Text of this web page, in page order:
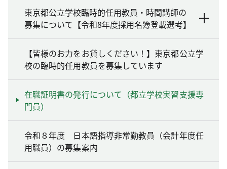
東京都公立学校臨時的任用教員・時間講師の
募集について【令和8年度採用名簿登載選考】
【皆様のお力をお貸しください！】東京都公立学
校の臨時的任用教員を募集しています
在職証明書の発行について（都立学校実習支援専
門員）
令和８年度 日本語指導非常勤教員（会計年度任
用職員）の募集案内